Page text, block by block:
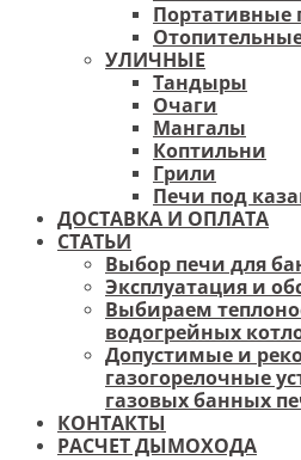
Портативные
УЛИЧНЫЕ
Тандыры
Очаги
Мангалы
Коптильни
Грили
Печи под
ДОСТАВКА И ОПЛАТА
СТАТЬИ
Выбор печи для
Эксплуатация и
Выбираем
водогрейных
Допустимые и
газогорелочные
газовых банных
КОНТАКТЫ
РАСЧЕТ ДЫМОХОДА